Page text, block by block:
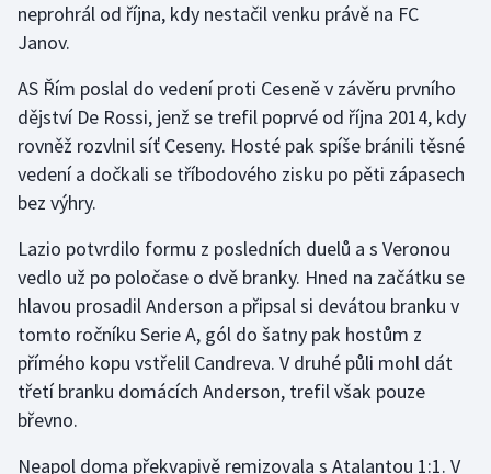
Jezdectví
Krasobruslení
Lezení
Moderní pětiboj
Motorsport
Olympijské hry
neprohrál od října, kdy nestačil venku právě na FC
Janov.
AS Řím poslal do vedení proti Ceseně v závěru prvního
dějství De Rossi, jenž se trefil poprvé od října 2014, kdy
rovněž rozvlnil síť Ceseny. Hosté pak spíše bránili těsné
vedení a dočkali se tříbodového zisku po pěti zápasech
bez výhry.
Lazio potvrdilo formu z posledních duelů a s Veronou
vedlo už po poločase o dvě branky. Hned na začátku se
hlavou prosadil Anderson a připsal si devátou branku v
tomto ročníku Serie A, gól do šatny pak hostům z
přímého kopu vstřelil Candreva. V druhé půli mohl dát
třetí branku domácích Anderson, trefil však pouze
břevno.
Neapol doma překvapivě remizovala s Atalantou 1:1. V